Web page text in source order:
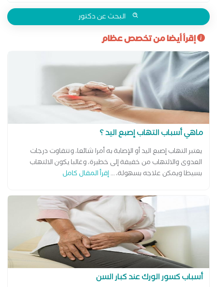
البحث عن دكتور
إقرأ أيضا من تخصص عظام
ماهي أسباب التهاب إصبع اليد ؟
يعتبر التهاب إصبع اليد أو الإصابة به أمرا شائعا، وتتفاوت درجات
العدوى والالتهاب من خفيفة إلى خطيرة، وغالبا يكون الالتهاب
بسيطا ويمكن علاجه بسهولة، ...إقرأ المقال كامل
أسباب كسور الورك عند كبار السن